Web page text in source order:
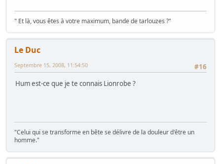
" Et là, vous êtes à votre maximum, bande de tarlouzes ?"
Le Duc
#16
Septembre 15, 2008, 11:54:50
Hum est-ce que je te connais Lionrobe ?
"Celui qui se transforme en bête se délivre de la douleur d'être un
homme."